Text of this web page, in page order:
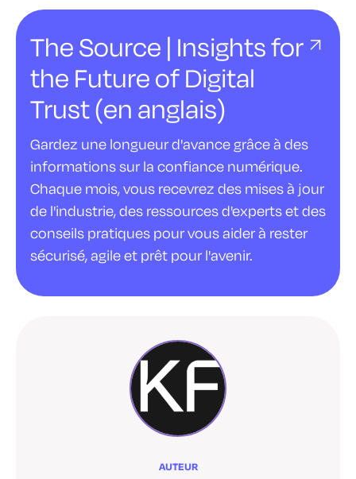
The Source | Insights for
the Future of Digital
Trust (en anglais)
Gardez une longueur d'avance grâce à des
informations sur la confiance numérique.
Chaque mois, vous recevrez des mises à jour
de l'industrie, des ressources d'experts et des
conseils pratiques pour vous aider à rester
sécurisé, agile et prêt pour l'avenir.
AUTEUR